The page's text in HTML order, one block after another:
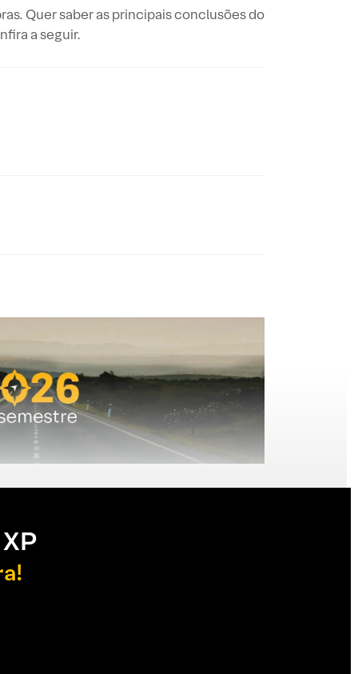
Quer saber as principais conclusões do
a seguir.